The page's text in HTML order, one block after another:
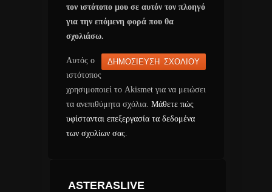
τον ιστότοπο μου σε αυτόν τον πλοηγό
για την επόμενη φορά που θα
σχολιάσω.
Αυτός ο
ιστότοπος
χρησιμοποιεί το Akismet για να μειώσει
τα ανεπιθύμητα σχόλια. Μάθετε πώς
υφίστανται επεξεργασία τα δεδομένα
των σχολίων σας
ASTERASLIVE